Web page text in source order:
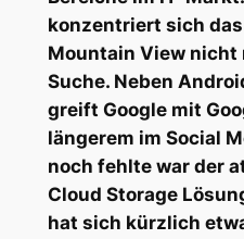
konzentriert sich
Mountain View nicht
Suche. Neben
greift Google mit
längerem im Social
noch fehlte war der
Cloud Storage
hat sich kürzlich